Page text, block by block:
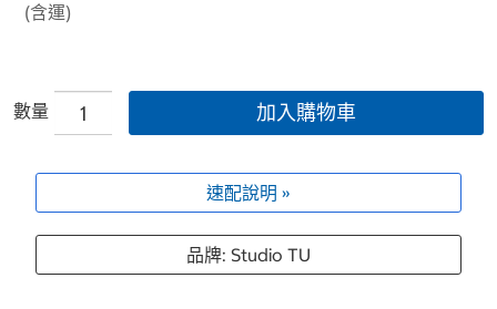
(含運)
數量 加入購物車
速配說明 »
品牌: Studio TU